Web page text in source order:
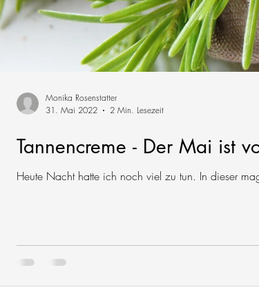
Tannencreme - Der Mai ist
Heute Nacht hatte ich noch viel zu tun. In dieser
Monika Rosenstatter
31. Mai 2022
2 Min. Lesezeit